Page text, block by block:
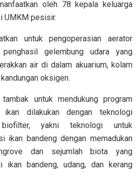
oleh 78 kepala keluarga
UMKM pesisir.
untuk pengoperasian aerator
gelembung udara yang
air di dalam akuarium, kolam
oksigen.
untuk mendukung program
ikan dilakukan dengan teknologi
yakni teknologi untuk
ikan bandeng dengan memadukan
dan sejumlah biota yang
ikan bandeng, udang, dan kerang